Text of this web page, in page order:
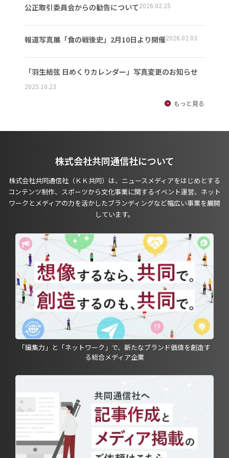
公正取引委員会からの勧告について2026.02.25
報道写真展「食の戦後史」2月10日より開催2026.02.03
「羽生結弦 日めくりカレンダー」写真変更のお知らせ
2025.10.23
もっと見る
株式会社共同通信社について
株式会社共同通信社（ＫＫ共同）は、ニュースメディアをはじめとする
コンテンツ制作、スポーツから文化事業に関するイベント運営、ネット
ワークとメディアの力を活かしたブランディングなど幅広い事業を展開
しています。
「編集力」と「ネットワーク」で、新たなブランド価値を創造す
る総合メディア企業